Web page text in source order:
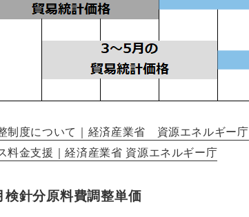
制度について｜経済産業省 資源エネルギー庁
料金支援｜経済産業省 資源エネルギー庁
針分原料費調整単価